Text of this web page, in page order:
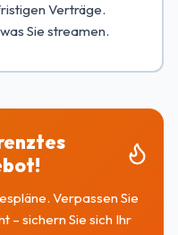
Verträge.
Sie streamen.
Verpassen Sie
– sichern Sie sich Ihr